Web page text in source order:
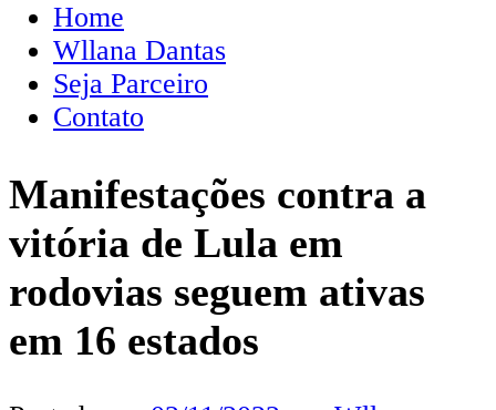
Home
Wllana Dantas
Seja Parceiro
Contato
Manifestações contra a
vitória de Lula em
rodovias seguem ativas
em 16 estados